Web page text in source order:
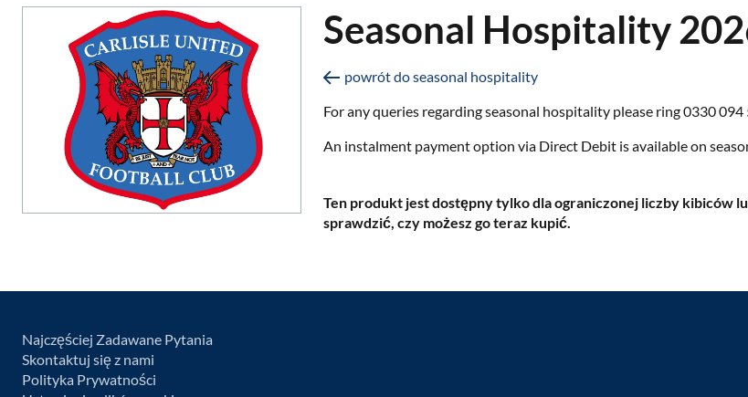
Seasonal Hospitality
powrót do seasonal hospitality
For any queries regarding seasonal hospitality please ring 0330
An instalment payment option via Direct Debit is available on
Ten produkt jest dostępny tylko dla ograniczonej liczby kibiców
sprawdzić, czy możesz go teraz kupić.
Najczęściej Zadawane Pytania
Skontaktuj się z nami
Polityka Prywatności